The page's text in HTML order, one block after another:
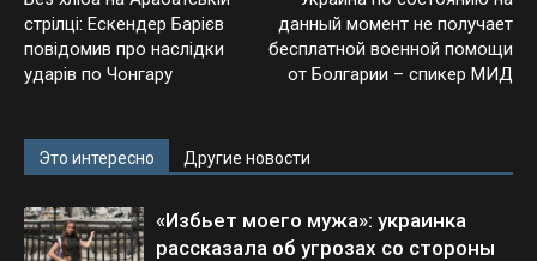
стрілці: Ескендер Барієв
повідомив про наслідки
ударів по Чонгару
данный момент не получает
бесплатной военной помощи
от Болгарии – спикер МИД
Это интересно Другие новости
«Избьет моего мужа»: украинка
рассказала об угрозах со стороны